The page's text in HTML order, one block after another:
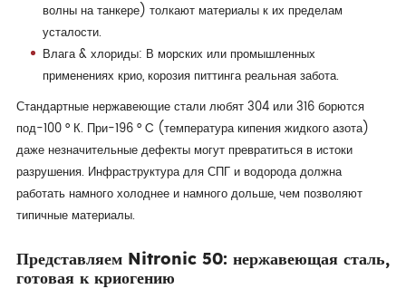
волны на танкере) толкают материалы к их пределам
усталости.
Влага & хлориды: В морских или промышленных
применениях крио, корозия питтинга реальная забота.
Стандартные нержавеющие стали любят 304 или 316 борются
под-100 ° К. При-196 ° C (температура кипения жидкого азота)
даже незначительные дефекты могут превратиться в истоки
разрушения. Инфраструктура для СПГ и водорода должна
работать намного холоднее и намного дольше, чем позволяют
типичные материалы.
Представляем Nitronic 50: нержавеющая сталь,
готовая к криогению